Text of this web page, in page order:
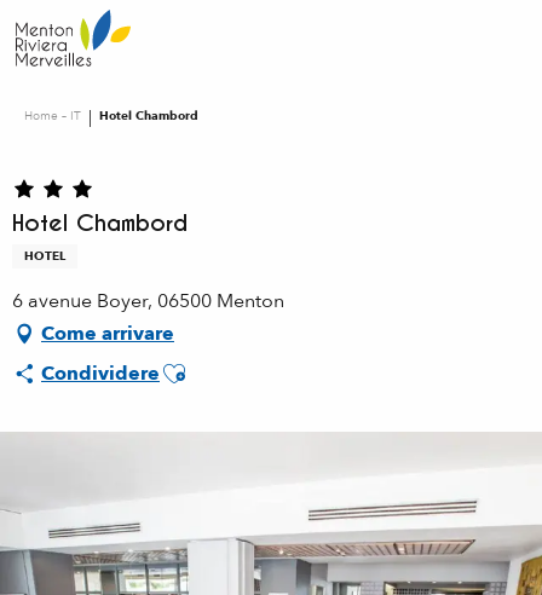
au
contenu
Home – IT Hotel Chambord
Hotel Chambord
HOTEL
6 avenue Boyer, 06500 Menton
Come arrivare
CondividereAjouter aux favoris